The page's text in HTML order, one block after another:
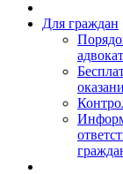
Для граждан